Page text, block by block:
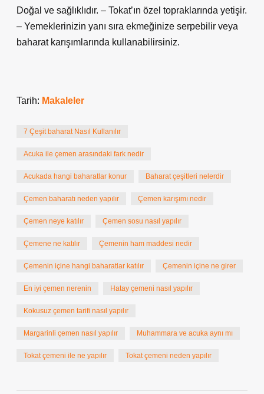
Doğal ve sağlıklıdır. – Tokat’ın özel topraklarında yetişir.
– Yemeklerinizin yanı sıra ekmeğinize serpebilir veya
baharat karışımlarında kullanabilirsiniz.
Tarih: Makaleler
7 Çeşit baharat Nasıl Kullanılır
Acuka ile çemen arasındaki fark nedir
Acukada hangi baharatlar konur Baharat çeşitleri nelerdir
Çemen baharatı neden yapılır Çemen karışımı nedir
Çemen neye katılır Çemen sosu nasıl yapılır
Çemene ne katılır Çemenin ham maddesi nedir
Çemenin içine hangi baharatlar katılır Çemenin içine ne girer
En iyi çemen nerenin Hatay çemeni nasıl yapılır
Kokusuz çemen tarifi nasıl yapılır
Margarinli çemen nasıl yapılır Muhammara ve acuka aynı mı
Tokat çemeni ile ne yapılır Tokat çemeni neden yapılır